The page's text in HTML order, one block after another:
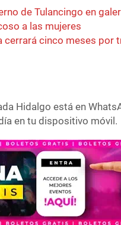
de Tulancingo en
a las mujeres
cerrará cinco meses por
Hidalgo está en
en tu dispositivo móvil.